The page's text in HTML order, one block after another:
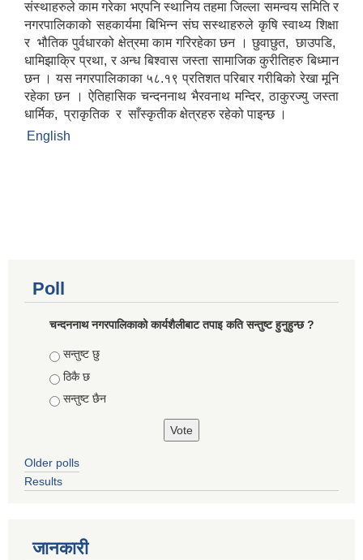
संस्थाहरुले काम गरेका भएपनि स्थानिय तहमा जिल्ला समन्वय समिति र
नगरपालिकाको सहकार्यमा बिभिन्न संघ सस्थाहरुले कृषि स्वाथ्य शिक्षा
र भौतिक पुर्वधारको क्षेत्रमा काम गरिरहेका छन । छुवाछुत, छाउपडि,
धामिझाक्रि प्रथा, र अन्ध बिश्वास जस्ता सामाजिक कुरीतिहरु बिध्मान
छन । यस नगरपालिकाका ५८.१९ प्रतिशत परिबार गरीबिको रेखा मूनि
रहेका छन । ऐतिहासिक चन्दननाथ भैरवनाथ मन्दिर, ठाकुरज्यु जस्ता
धार्मिक, प्राकृतिक र साँस्कृतीक क्षेत्रहरु रहेको पाइन्छ ।
English
Poll
चन्दननाथ नगरपालिकाको कार्यशैलीबाट तपाइ कति सन्तुष्ट हुनुहुन्छ ?
Choices
सन्तुष्ट छु
ठिकै छ
सन्तुष्ट छैन
Older polls
Results
जानकारी